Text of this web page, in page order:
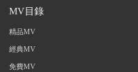
MV目錄
精品MV
經典MV
免費MV